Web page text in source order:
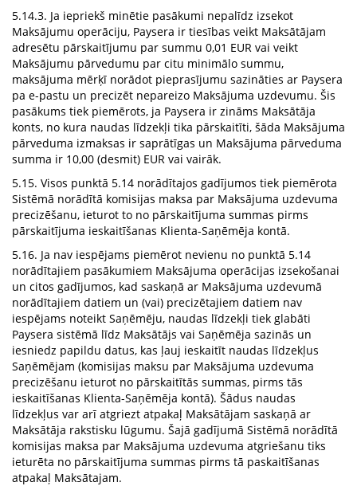
5.14.3. Ja iepriekš minētie pasākumi nepalīdz izsekot
Maksājumu operāciju, Paysera ir tiesības veikt Maksātājam
adresētu pārskaitījumu par summu 0,01 EUR vai veikt
Maksājumu pārvedumu par citu minimālo summu,
maksājuma mērķī norādot pieprasījumu sazināties ar Paysera
pa e-pastu un precizēt nepareizo Maksājuma uzdevumu. Šis
pasākums tiek piemērots, ja Paysera ir zināms Maksātāja
konts, no kura naudas līdzekļi tika pārskaitīti, šāda Maksājuma
pārveduma izmaksas ir saprātīgas un Maksājuma pārveduma
summa ir 10,00 (desmit) EUR vai vairāk.
5.15. Visos punktā 5.14 norādītajos gadījumos tiek piemērota
Sistēmā norādītā komisijas maksa par Maksājuma uzdevuma
precizēšanu, ieturot to no pārskaitījuma summas pirms
pārskaitījuma ieskaitīšanas Klienta-Saņēmēja kontā.
5.16. Ja nav iespējams piemērot nevienu no punktā 5.14
norādītajiem pasākumiem Maksājuma operācijas izsekošanai
un citos gadījumos, kad saskaņā ar Maksājuma uzdevumā
norādītajiem datiem un (vai) precizētajiem datiem nav
iespējams noteikt Saņēmēju, naudas līdzekļi tiek glabāti
Paysera sistēmā līdz Maksātājs vai Saņēmēja sazinās un
iesniedz papildu datus, kas ļauj ieskaitīt naudas līdzekļus
Saņēmējam (komisijas maksu par Maksājuma uzdevuma
precizēšanu ieturot no pārskaitītās summas, pirms tās
ieskaitīšanas Klienta-Saņēmēja kontā). Šādus naudas
līdzekļus var arī atgriezt atpakaļ Maksātājam saskaņā ar
Maksātāja rakstisku lūgumu. Šajā gadījumā Sistēmā norādītā
komisijas maksa par Maksājuma uzdevuma atgriešanu tiks
ieturēta no pārskaitījuma summas pirms tā paskaitīšanas
atpakaļ Maksātajam.